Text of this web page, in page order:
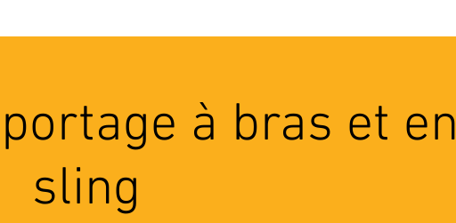
à bras et en
sling